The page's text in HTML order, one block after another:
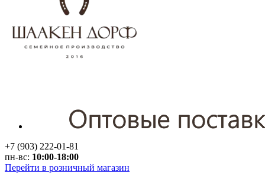
+7 (903) 222-01-81
пн-вс: 10:00-18:00
Перейти в розничный магазин